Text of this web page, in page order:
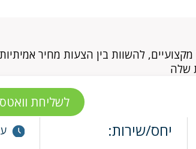
מקצועיים, להשוות בין הצעות מחיר
שלה
יחס/שירות:
לשליחת